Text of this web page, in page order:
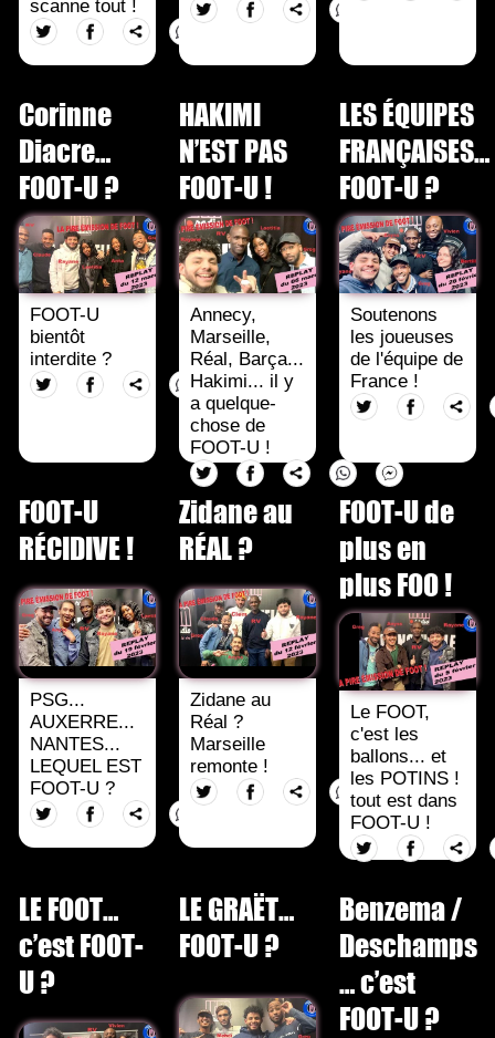
scanne tout !
Corinne
Diacre…
FOOT-U ?
FOOT-U
bientôt
interdite ?
HAKIMI
N’EST PAS
FOOT-U !
Annecy,
Marseille,
Réal, Barça...
Hakimi... il y
a quelque-
chose de
FOOT-U !
LES ÉQUIPES
FRANÇAISES…
FOOT-U ?
Soutenons
les joueuses
de l'équipe de
France !
FOOT-U
RÉCIDIVE !
PSG...
AUXERRE...
NANTES...
LEQUEL EST
FOOT-U ?
Zidane au
RÉAL ?
Zidane au
Réal ?
Marseille
remonte !
FOOT-U de
plus en
plus FOO !
Le FOOT,
c'est les
ballons... et
les POTINS !
tout est dans
FOOT-U !
LE FOOT…
c’est FOOT-
U ?
LE GRAËT…
FOOT-U ?
Benzema /
Deschamps
… c’est
FOOT-U ?